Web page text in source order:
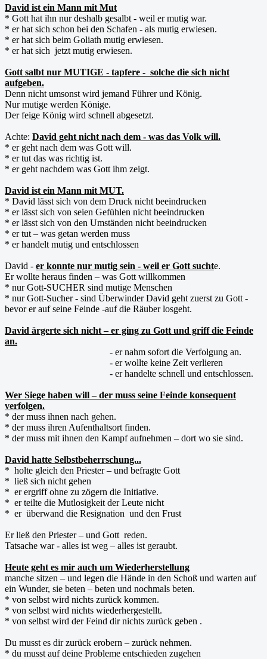
David ist ein Mann mit Mut
* Gott hat ihn nur deshalb gesalbt - weil er mutig war.
* er hat sich schon bei den Schafen - als mutig erwiesen.
* er hat sich beim Goliath mutig erwiesen.
* er hat sich jetzt mutig erwiesen.
Gott salbt nur MUTIGE - tapfere - solche die sich nicht
aufgeben.
Denn nicht umsonst wird jemand Führer und König.
Nur mutige werden Könige.
Der feige König wird schnell abgesetzt.
Achte: David geht nicht nach dem - was das Volk will.
* er geht nach dem was Gott will.
* er tut das was richtig ist.
* er geht nachdem was Gott ihm zeigt.
David ist ein Mann mit MUT.
* David lässt sich von dem Druck nicht beeindrucken
* er lässt sich von seien Gefühlen nicht beeindrucken
* er lässt sich von den Umständen nicht beeindrucken
* er tut – was getan werden muss
* er handelt mutig und entschlossen
David - er konnte nur mutig sein - weil er Gott suchte.
Er wollte heraus finden – was Gott willkommen
* nur Gott-SUCHER sind mutige Menschen
* nur Gott-Sucher - sind Überwinder David geht zuerst zu Gott -
bevor er auf seine Feinde -auf die Räuber losgeht.
David ärgerte sich nicht – er ging zu Gott und griff die Feinde
an.
- er nahm sofort die Verfolgung an.
- er wollte keine Zeit verlieren
- er handelte schnell und entschlossen.
Wer Siege haben will – der muss seine Feinde konsequent
verfolgen.
* der muss ihnen nach gehen.
* der muss ihren Aufenthaltsort finden.
* der muss mit ihnen den Kampf aufnehmen – dort wo sie sind.
David hatte Selbstbeherrschung...
* holte gleich den Priester – und befragte Gott
* ließ sich nicht gehen
* er ergriff ohne zu zögern die Initiative.
* er teilte die Mutlosigkeit der Leute nicht
* er überwand die Resignation und den Frust
Er ließ den Priester – und Gott reden.
Tatsache war - alles ist weg – alles ist geraubt.
Heute geht es mir auch um Wiederherstellung
manche sitzen – und legen die Hände in den Schoß und warten auf
ein Wunder, sie beten – beten und nochmals beten.
* von selbst wird nichts zurück kommen.
* von selbst wird nichts wiederhergestellt.
* von selbst wird der Feind dir nichts zurück geben .
Du musst es dir zurück erobern – zurück nehmen.
* du musst auf deine Probleme entschieden zugehen